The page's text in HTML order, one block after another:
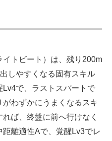
トビート）は、残り200m
しやすくなる固有スキル
Lv4で、ラストスパートで
わずかにうまくなるスキ
ば、終盤に前へ行けなく
離適性Aで、覚醒Lv3でレ